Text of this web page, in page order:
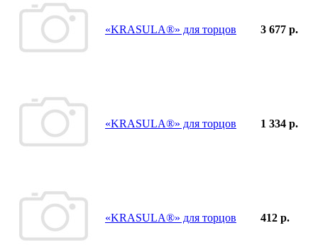
«KRASULA®» для торцов 3 677 р.
«KRASULA®» для торцов 1 334 р.
«KRASULA®» для торцов 412 р.